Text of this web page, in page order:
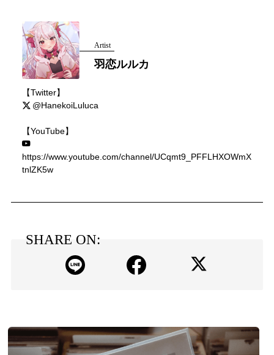
Artist
羽恋ルルカ
【Twitter】
@HanekoiLuluca
【YouTube】
https://www.youtube.com/channel/UCqmt9_PFFLHXOWmX
tnlZK5w
SHARE ON: